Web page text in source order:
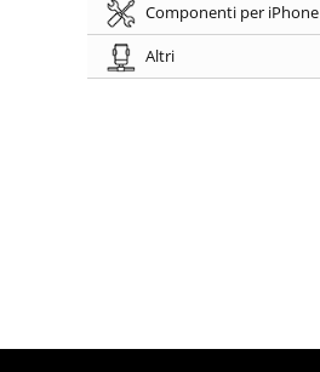
Componenti per iPhone
Altri